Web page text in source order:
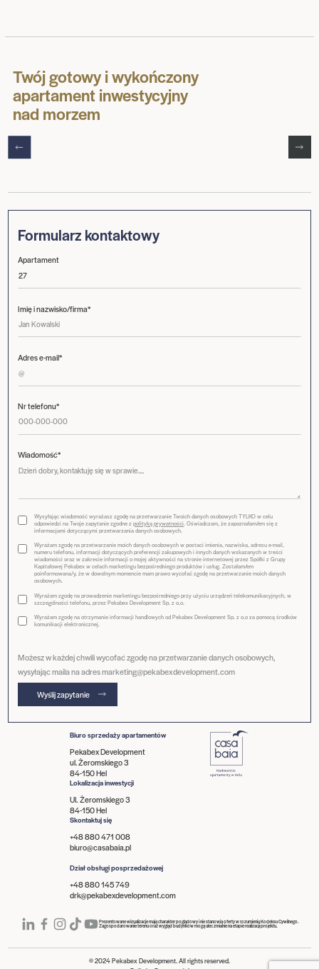
Twój gotowy i wykończony
apartament inwestycyjny
nad morzem
Biuro sprzedaży apartamentów
Pekabex Development
ul. Żeromskiego 3
84-150 Hel
Lokalizacja inwestycji
Ul. Żeromskiego 3
84-150 Hel
Skontaktuj się
+48 880 471 008
biuro@casabaia.pl
Dział obsługi posprzedażowej
+48 880 145 749
drk@pekabexdevelopment.com
Formularz kontaktowy
Apartament
Imię i nazwisko/firma*
Adres e-mail*
Nr telefonu*
Wiadomość*
Wysyłając wiadomość wyrażasz zgodę na przetwarzanie Twoich danych osobowych TYLKO w celu
odpowiedzi na Twoje zapytanie zgodne zpolityką prywatności . Oświadczam, że zapoznałam/em się z
informacjami dotyczącymi przetwarzania danych osobowych.
Wyrażam zgodę na przetwarzanie moich danych osobowych w postaci imienia, nazwiska, adresu e-mail,
numeru telefonu, informacji dotyczących preferencji zakupowych i innych danych wskazanych w treści
wiadomości oraz w zakresie informacji o mojej aktywności na stronie internetowej przez Spółki z Grupy
Kapitałowej Pekabex w celach marketingu bezpośredniego produktów i usług. Zostałam/em
poinformowana/y, że w dowolnym momencie mam prawo wycofać zgodę na przetwarzanie moich danych
osobowych.
Wyrażam zgodę na prowadzenie marketingu bezpośredniego przy użyciu urządzeń telekomunikacyjnych, w
szczególności telefonu, przez Pekabex Development Sp. z o.o.
Wyrażam zgodę na otrzymanie informacji handlowych od Pekabex Development Sp. z o.o za pomocą środków
komunikacji elektronicznej.
Możesz w każdej chwili wycofać zgodę na przetwarzanie danych osobowych,
wysyłając maila na adres marketing@pekabexdevelopment.com
Wyślij zapytanie
Prezentowane wizualizacje mają charakter poglądowy i nie stanowią oferty w rozumieniu Kodeksu Cywilnego.
Zagospodarowanie terenu oraz wygląd budynków mogą ulec zmianie na etapie realizacji projektu.
© 2024 Pekabex Development. All rights reserved.